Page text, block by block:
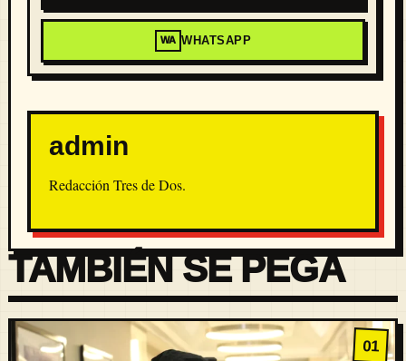
WA WHATSAPP
admin
Redacción Tres de Dos.
TAMBIÉN SE PEGA
01